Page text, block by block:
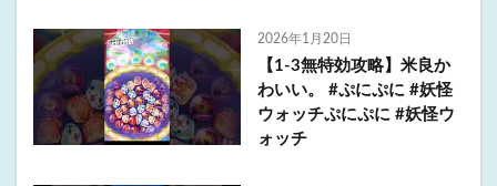
2026年1月20日
【1-3無特効攻略】米良か
わいい。 #ぷにぷに #妖怪
ウォッチぷにぷに #妖怪ウ
ォッチ